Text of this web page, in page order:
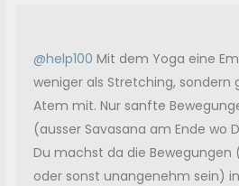
@help100 Mit dem Yoga eine
weniger als Stretching,
Atem mit. Nur sanfte
(ausser Savasana am Ende wo
Du machst da die Bewegungen
oder sonst unangenehm sein)